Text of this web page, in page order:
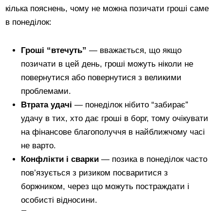
кілька пояснень, чому не можна позичати гроші саме
в понеділок:
Гроші “втечуть” — вважається, що якщо
позичати в цей день, гроші можуть ніколи не
повернутися або повернутися з великими
проблемами.
Втрата удачі — понеділок нібито “забирає”
удачу в тих, хто дає гроші в борг, тому очікувати
на фінансове благополуччя в найближчому часі
не варто.
Конфлікти і сварки — позика в понеділок часто
пов’язується з ризиком посваритися з
боржником, через що можуть постраждати і
особисті відносини.